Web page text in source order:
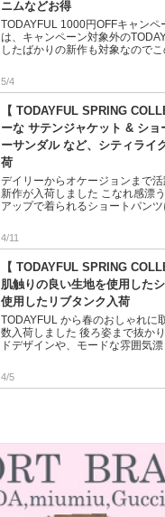
ニムなどお得
TODAYFUL 1000円OFFキャンペ
は、キャンペーン対象外の
したばかりの新作も対象なので
5/4
【 TODAYFUL SPRING
ーな サテンジャケット & ショ
ーサンダル など、シティライ
荷
デイリーからオケージョンまで
新作が入荷しました こなれ感漂
アップで着られるショートパン
上品で大 […]
4/11
【 TODAYFUL SPRING
肌触りの良い生地を使用した
使用したリブタンク入荷
TODAYFUL から春のおしゃれに
数入荷しました 後ろ姿まで抜か
ドデザインや、モードな雰囲気
ングに♪ ぜひ […]
4/5